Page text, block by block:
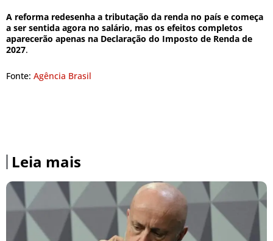
A reforma redesenha a tributação da renda no país e começa
a ser sentida agora no salário, mas os efeitos completos
aparecerão apenas na Declaração do Imposto de Renda de
2027.
Fonte: Agência Brasil
Leia mais